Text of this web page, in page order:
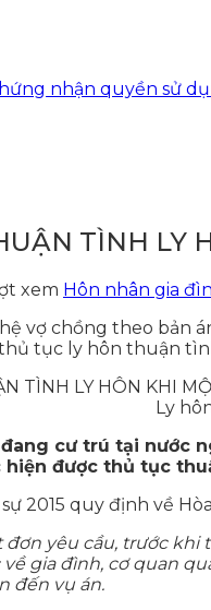
quyền sử dụng đất
TÌNH LY
xem Hôn nhân gia
vợ chồng theo bản
tục ly hôn thuận
yếu tố
cư trú tại nước
được thủ tục
2015 quy định về
đơn yêu cầu, trước
gia đình, cơ quan
đến vụ án.